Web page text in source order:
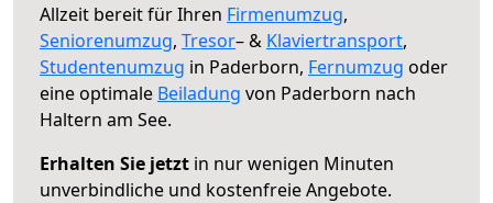
Allzeit bereit für Ihren Firmenumzug,
Seniorenumzug, Tresor– & Klaviertransport,
Studentenumzug in Paderborn, Fernumzug oder
eine optimale Beiladung von Paderborn nach
Haltern am See.
Erhalten Sie jetzt in nur wenigen Minuten
unverbindliche und kostenfreie Angebote.